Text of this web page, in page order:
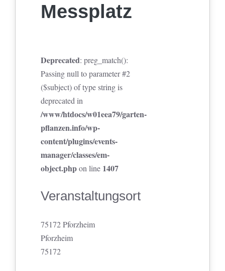
Messplatz
Deprecated: preg_match():
Passing null to parameter #2
($subject) of type string is
deprecated in
/www/htdocs/w01eea79/garten-
pflanzen.info/wp-
content/plugins/events-
manager/classes/em-
object.phpon line 1407
Veranstaltungsort
75172 Pforzheim
Pforzheim
75172